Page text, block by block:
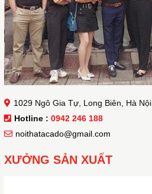
1029 Ngô Gia Tự, Long Biên, Hà Nội
Hotline : 0942 246 188
noithatacado@gmail.com
XƯỞNG SẢN XUẤT